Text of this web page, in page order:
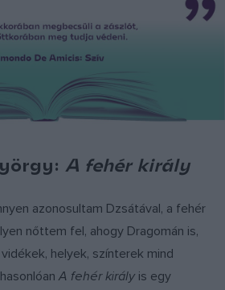
A ​fehér király
azonosultam Dzsátával, a fehér
nőttem fel, ahogy Dragomán is,
helyek, színterek mind
A fehér király is egy